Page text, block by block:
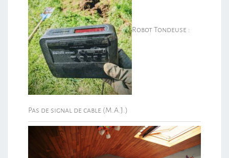
Robot Tondeuse :
Pas de signal de cable (M.A.J.)